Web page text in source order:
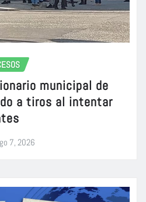
municipal de
a tiros al intentar
7, 2026